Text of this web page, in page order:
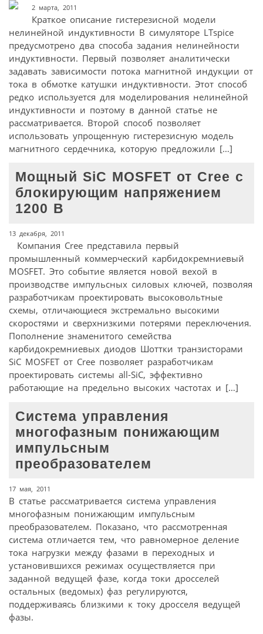
2 марта, 2011
Краткое описание гистерезисной модели
нелинейной индуктивности В симуляторе LTspice
предусмотрено два способа задания нелинейности
индуктивности. Первый позволяет аналитически
задавать зависимости потока магнитной индукции от
тока в обмотке катушки индуктивности. Этот способ
редко используется для моделирования нелинейной
индуктивности и поэтому в данной статье не
рассматривается. Второй способ позволяет
использовать упрощенную гистерезисную модель
магнитного сердечника, которую предложили […]
Мощный SiC MOSFET от Cree с
блокирующим напряжением
1200 В
13 декабря, 2011
Компания Cree представила первый
промышленный коммерческий карбидокремниевый
MOSFET. Это событие является новой вехой в
производстве импульсных силовых ключей, позволяя
разработчикам проектировать высоковольтные
схемы, отличающиеся экстремально высокими
скоростями и сверхнизкими потерями переключения.
Пополнение знаменитого семейства
карбидокремниевых диодов Шоттки транзисторами
SiC MOSFET от Cree позволяет разработчикам
проектировать системы all-SiC, эффективно
работающие на предельно высоких частотах и […]
Система управления
многофазным понижающим
импульсным
преобразователем
17 мая, 2011
В статье рассматривается система управления
многофазным понижающим импульсным
преобразователем. Показано, что рассмотренная
система отличается тем, что равномерное деление
тока нагрузки между фазами в переходных и
установившихся режимах осуществляется при
заданной ведущей фазе, когда токи дросселей
остальных (ведомых) фаз регулируются,
поддерживаясь близкими к току дросселя ведущей
фазы.